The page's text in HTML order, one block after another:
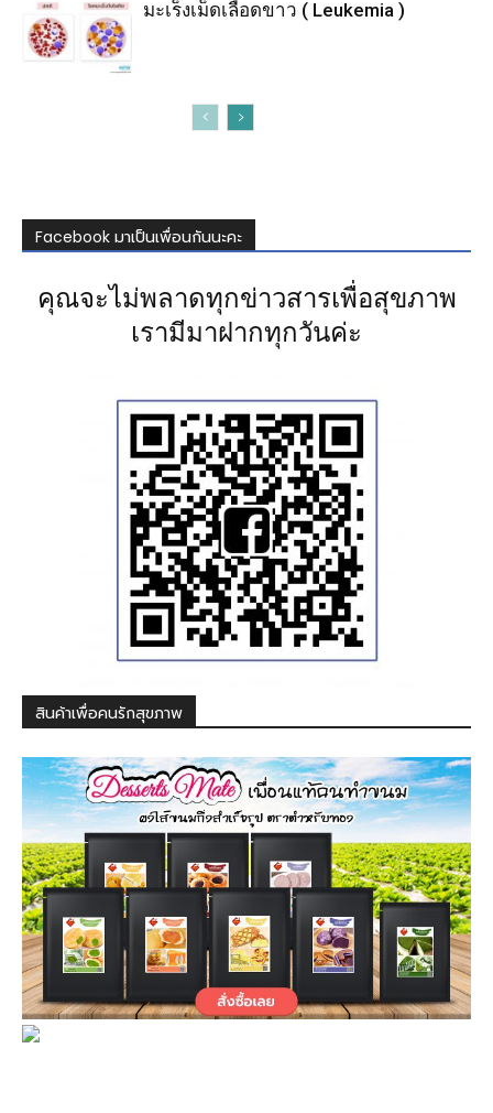
มะเร็งเม็ดเลือดขาว ( Leukemia )
Facebook มาเป็นเพื่อนกันนะคะ
คุณจะไม่พลาดทุกข่าวสารเพื่อสุขภาพ
เรามีมาฝากทุกวันค่ะ
สินค้าเพื่อคนรักสุขภาพ